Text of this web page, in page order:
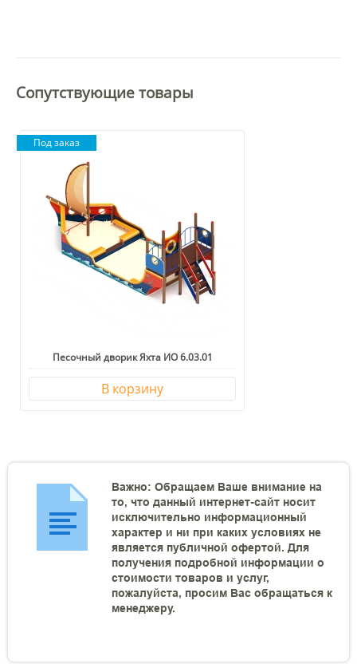
Сопутствующие товары
Под заказ
Песочный дворик Яхта ИО 6.03.01
В корзину
Важно: Обращаем Ваше внимание на
то, что данный интернет-сайт носит
исключительно информационный
характер и ни при каких условиях не
является публичной офертой. Для
получения подробной информации о
стоимости товаров и услуг,
пожалуйста, просим Вас обращаться к
менеджеру.